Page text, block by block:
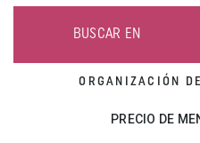
BUSCAR EN
ORGANIZACIÓN